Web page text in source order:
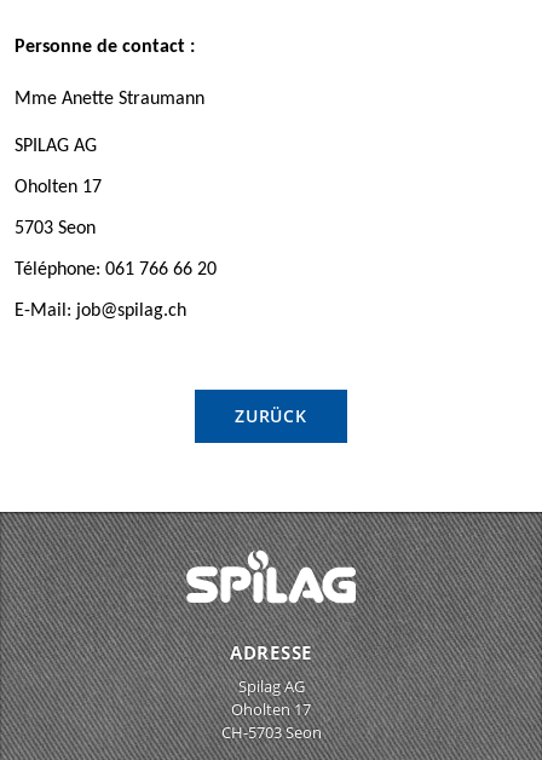
Personne de contact :
Mme Anette Straumann
SPILAG AG
Oholten 17
5703 Seon
Téléphone: 061 766 66 20
E-Mail: job@spilag.ch
ZURÜCK
ADRESSE
Spilag AG
Oholten 17
CH-5703 Seon